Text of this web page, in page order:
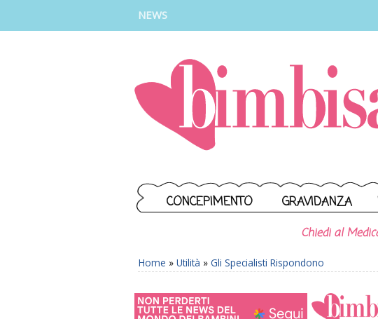
NEWS
CONCEPIMENTO GRAVIDANZA
Chiedi al
Home » Utilità » Gli Specialisti Rispondono